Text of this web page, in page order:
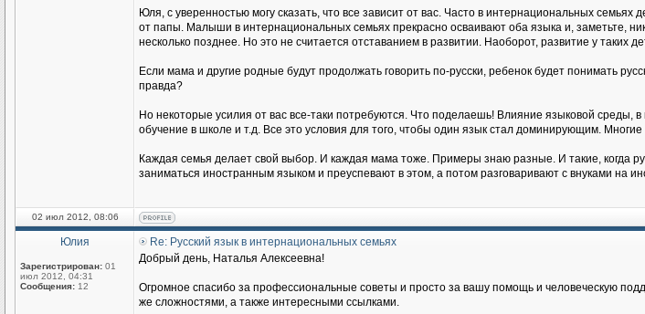
Юля, с уверенностью могу сказать, что все зависит от вас. Часто в интернациональных
от папы. Малыши в интернациональных семьях прекрасно осваивают оба языка и, заметьте,
несколько позднее. Но это не считается отставанием в развитии. Наоборот, развитие у таких
Если мама и другие родные будут продолжать говорить по-русски, ребенок будет понимать
правда?
Но некоторые усилия от вас все-таки потребуются. Что поделаешь! Влияние языковой среды,
обучение в школе и т.д. Все это условия для того, чтобы один язык стал доминирующим.
Каждая семья делает свой выбор. И каждая мама тоже. Примеры знаю разные. И такие, когда
заниматься иностранным языком и преуспевают в этом, а потом разговаривают с внуками на
02 июл 2012, 08:06
Юлия
Зарегистрирован: 01
июл 2012, 04:31
Сообщения: 12
Re: Русский язык в интернациональных семьях
Добрый день, Наталья Алексеевна!
Огромное спасибо за профессиональные советы и просто за вашу помощь и человеческую
же сложностями, а также интересными ссылками.